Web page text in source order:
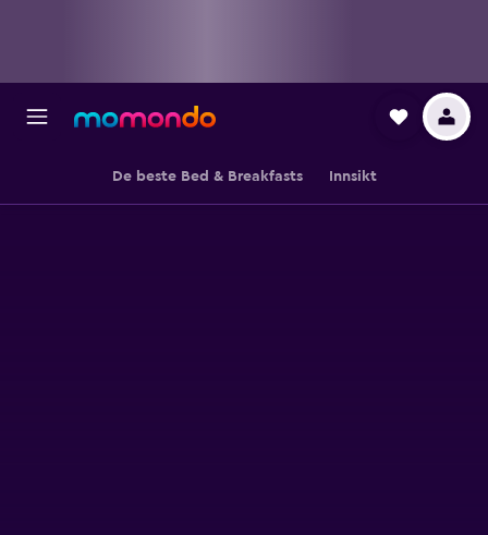
De beste Bed & Breakfasts Innsikt